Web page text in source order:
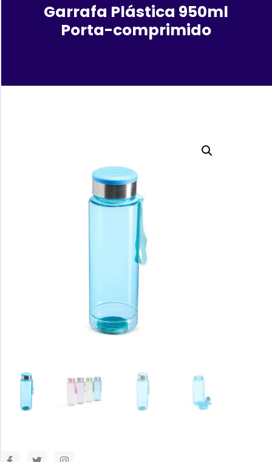
Garrafa Plástica 950ml
Porta-comprimido